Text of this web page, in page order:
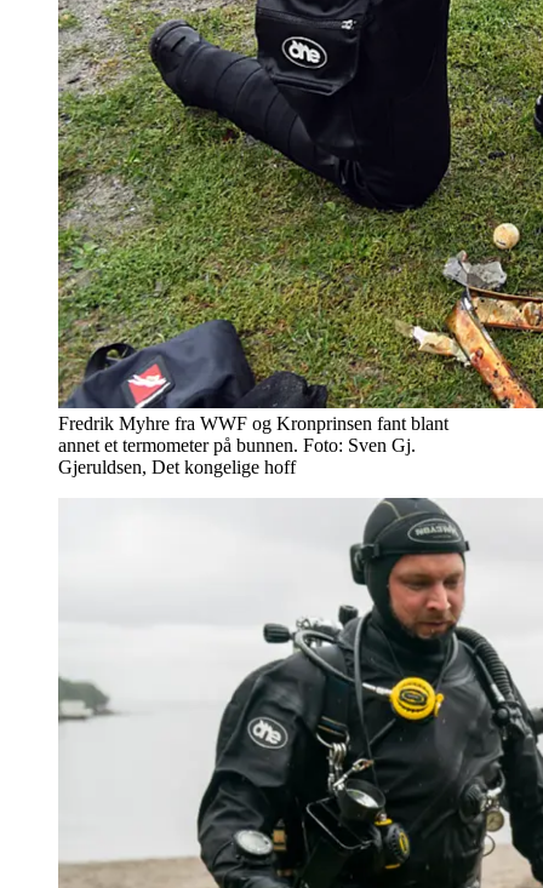
Fredrik Myhre fra WWF og Kronprinsen fant blant
annet et termometer på bunnen. Foto: Sven Gj.
Gjeruldsen, Det kongelige hoff